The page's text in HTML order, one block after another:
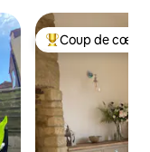
aimés Coup de cœur
Coup de cœur